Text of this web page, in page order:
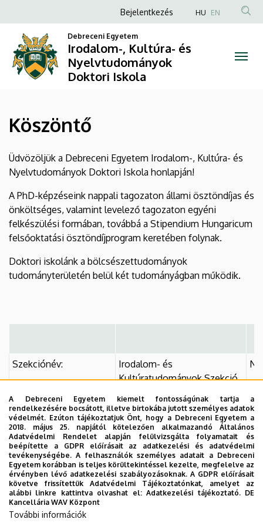
Irodalom-,
Kultúra-
Nyelvtudományok
Doktori
Iskola
a
tartalomra
Anonim
fiók
menüje
Bejelentkezés HU EN
Debreceni Egyetem
Irodalom-, Kultúra- és
Nyelvtudományok
Doktori Iskola
Köszöntő
Üdvözöljük a Debreceni Egyetem Irodalom-, Kultúra- és
Nyelvtudományok Doktori Iskola honlapján!
A PhD-képzéseink nappali tagozaton állami ösztöndíjas és
önköltséges, valamint levelező tagozaton egyéni
felkészülési formában, továbbá a Stipendium Hungaricum
felsőoktatási ösztöndíjprogram keretében folynak.
Doktori iskolánk a bölcsészettudományok
tudományterületén belül két tudományágban működik.
Szekciónév:
Irodalom- és
Kultúratudományok Szekció
Tudományág:
irodalom- és
kultúratudományok
Weboldal: https://deidi.unideb.hu
A Szekciókban folyó képzéssel kapcsolatos részletesebb
A Debreceni Egyetem kiemelt fontosságúnak tartja a
rendelkezésére bocsátott, illetve birtokába jutott személyes adatok
védelmét. Ezúton tájékoztatjuk Önt, hogy a Debreceni Egyetem a
2018. május 25. napjától kötelezően alkalmazandó Általános
Adatvédelmi Rendelet alapján felülvizsgálta folyamatait és
beépítette a GDPR előírásait az adatkezelési és adatvédelmi
tevékenységébe. A felhasználók személyes adatait a Debreceni
Egyetem korábban is teljes körültekintéssel kezelte, megfelelve az
érvényben lévő adatkezelési szabályozásoknak. A GDPR előírásait
követve frissítettük Adatvédelmi Tájékoztatónkat, amelyet az
alábbi linkre kattintva olvashat el:Adatkezelési tájékoztató. DE
Kancellária WAV Központ
További információk